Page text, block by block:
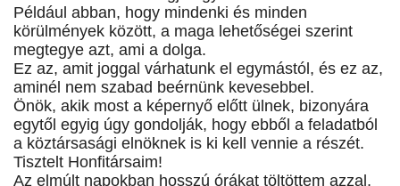
Például abban, hogy mindenki és minden
körülmények között, a maga lehetőségei szerint
megtegye azt, ami a dolga.
Ez az, amit joggal várhatunk el egymástól, és ez az,
aminél nem szabad beérnünk kevesebbel.
Önök, akik most a képernyő előtt ülnek, bizonyára
egytől egyig úgy gondolják, hogy ebből a feladatból
a köztársasági elnöknek is ki kell vennie a részét.
Tisztelt Honfitársaim!
Az elmúlt napokban hosszú órákat töltöttem azzal,